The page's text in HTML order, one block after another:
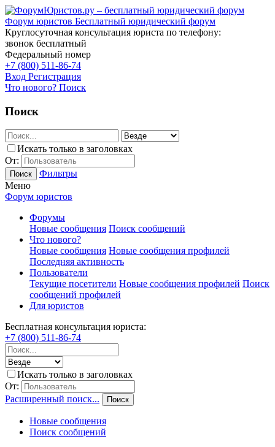
Форум юристов Бесплатный юридический форум
Круглосуточная консультация юриста по телефону:
звонок бесплатный
Федеральный номер
+7 (800) 511-86-74
Вход Регистрация
Что нового? Поиск
Поиск
Искать только в заголовках
От:
Поиск
Фильтры
Меню
Форум юристов
Форумы
Новые сообщения Поиск сообщений
Что нового?
Новые сообщения Новые сообщения профилей
Последняя активность
Пользователи
Текущие посетители Новые сообщения профилей Поиск
сообщений профилей
Для юристов
Бесплатная консультация юриста:
+7 (800) 511-86-74
Искать только в заголовках
От:
Расширенный поиск...
Поиск
Новые сообщения
Поиск сообщений